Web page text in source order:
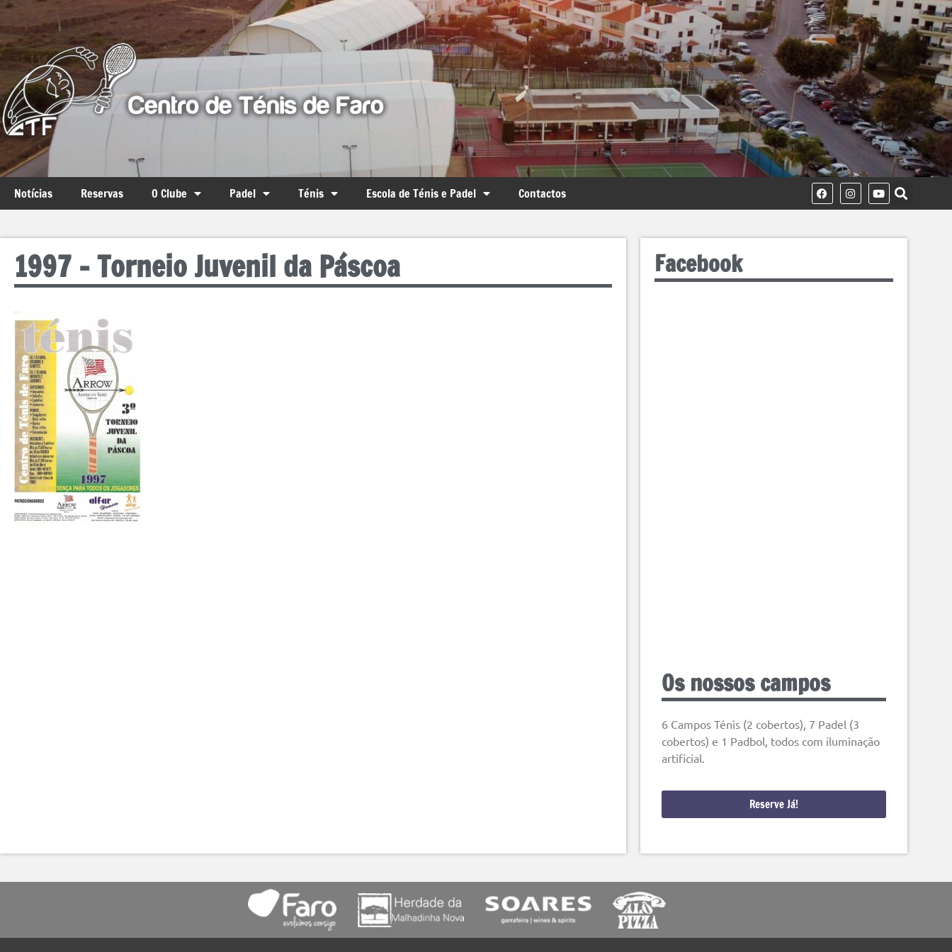
Notícias Reservas O Clube Padel Ténis Escola de Ténis e Padel Contactos
1997 – Torneio Juvenil da Páscoa Facebook
Os nossos campos
6 Campos Ténis (2 cobertos), 7 Padel (3
cobertos) e 1 Padbol, todos com iluminação
artificial.
Reserve Já!